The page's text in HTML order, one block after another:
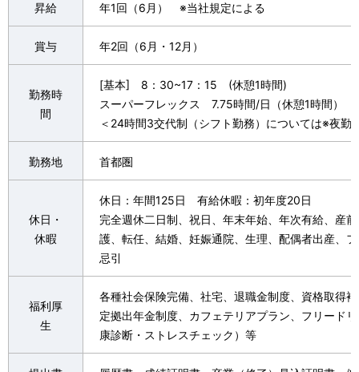
昇給 年1回（6月） ※当社規定による
賞与 年2回（6月・12月）
勤務時
間
[基本] 8：30~17：15 (休憩1時間)
スーパーフレックス 7.75時間/日（休憩1時間）
＜24時間3交代制（シフト勤務）については※夜勤
勤務地 首都圏
休日・
休暇
休日：年間125日 有給休暇：初年度20日
完全週休二日制、祝日、年末年始、年次有給、産
護、転任、結婚、妊娠通院、生理、配偶者出産、
忌引
福利厚
生
各種社会保険完備、社宅、退職金制度、資格取得
定拠出年金制度、カフェテリアプラン、フリード
康診断・ストレスチェック）等